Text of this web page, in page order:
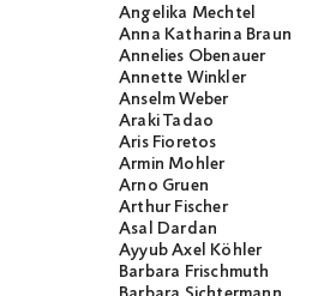
Angelika Mechtel
Anna Katharina Braun
Annelies Obenauer
Annette Winkler
Anselm Weber
Araki Tadao
Aris Fioretos
Armin Mohler
Arno Gruen
Arthur Fischer
Asal Dardan
Ayyub Axel Köhler
Barbara Frischmuth